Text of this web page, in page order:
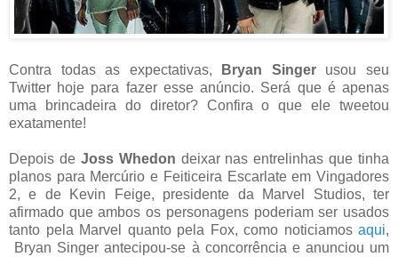
Contra todas as expectativas, Bryan Singerusou seu
Twitter hoje para fazer esse anúncio. Será que é apenas
uma brincadeira do diretor? Confira o que ele tweetou
exatamente!
Depois de Joss Whedon deixar nas entrelinhas que tinha
planos para Mercúrio e Feiticeira Escarlate em Vingadores
2, e de Kevin Feige, presidente da Marvel Studios, ter
afirmado que ambos os personagens poderiam ser usados
tanto pela Marvel quanto pela Fox, como noticiamos aqui,
Bryan Singer antecipou-se à concorrência e anunciou um